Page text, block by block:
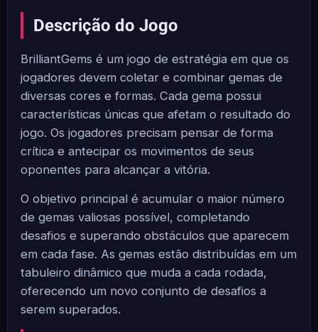
Descrição do Jogo
BrilliantGems é um jogo de estratégia em que os
jogadores devem coletar e combinar gemas de
diversas cores e formas. Cada gema possui
características únicas que afetam o resultado do
jogo. Os jogadores precisam pensar de forma
crítica e antecipar os movimentos de seus
oponentes para alcançar a vitória.
O objetivo principal é acumular o maior número
de gemas valiosas possível, completando
desafios e superando obstáculos que aparecem
em cada fase. As gemas estão distribuídas em um
tabuleiro dinâmico que muda a cada rodada,
oferecendo um novo conjunto de desafios a
serem superados.